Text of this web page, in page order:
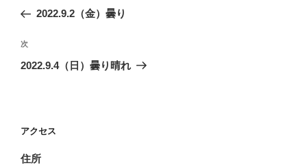
ナ
ビ
ゲ
ン
の
稿
2022.9.2（金）曇り
次
の
次
2022.9.4（日）曇り晴れ
アクセス
住所